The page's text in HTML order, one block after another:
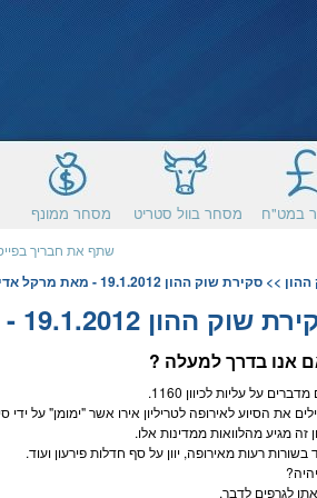
במט"ח מסחר בוול סטריט מסחר ממונף
שתף את חבריך
>> סקירת שוק ההון 19.1.2012 - מאת מרקל אדי
שוק ההון 19.1.2012 - מאת מרקל אדי
אנו בדרך למעלה ?
על עליות לכיוון 1160.
את הסיוע לאירופה לטריליון אירו אשר "ימומן" על ידי
זה מגיע מהלוואות ממדינות אלו.
בשורות רעות מאירופה, יוון על סף חדלות פירעון ועוד.
לגרפים לדבר.